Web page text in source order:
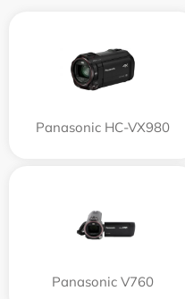
Panasonic HC-VX980
Panasonic V760